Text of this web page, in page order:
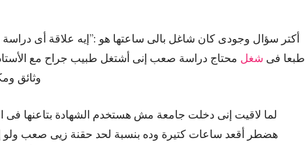
أكتر سؤال وجودى كان شاغل بالى ساعتها هو :”إيه علاقة أى
طبعا فى شغل محتاج دراسة صعب إنى أشتغل طبيب جراح مع
وثائق
لما لاقيت إنى دخلت جامعة مش هستخدم الشهادة بتاعنها
هضطر أقعد ساعات كتيرة وده بنسبة لحد حقنة زيى صعب ولو